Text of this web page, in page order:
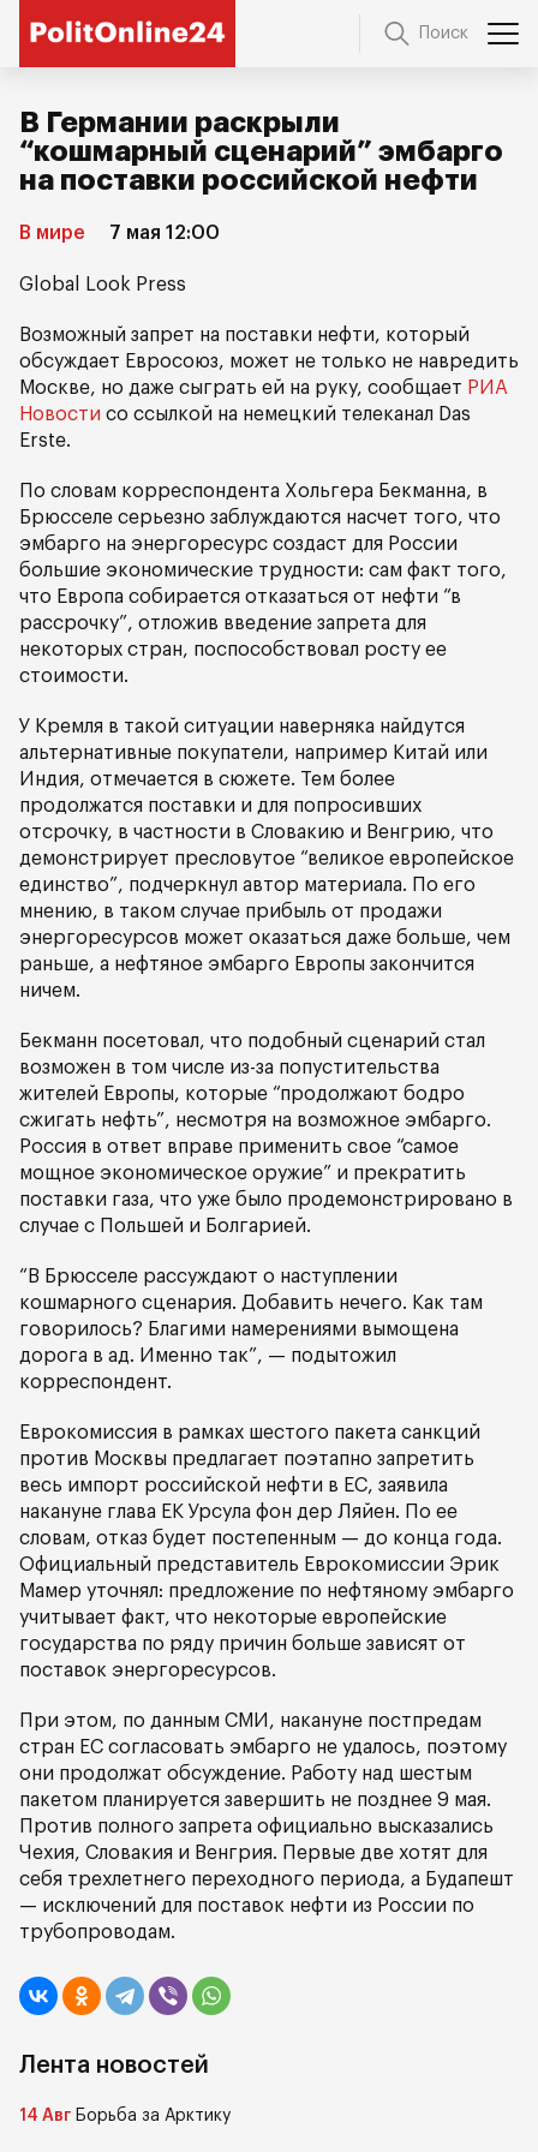
Поиск
В Германии раскрыли
“кошмарный сценарий” эмбарго
на поставки российской нефти
В мире 7 мая 12:00
Global Look Press
Возможный запрет на поставки нефти, который
обсуждает Евросоюз, может не только не навредить
Москве, но даже сыграть ей на руку, сообщает РИА
Новости со ссылкой на немецкий телеканал Das
Erste.
По словам корреспондента Хольгера Бекманна, в
Брюсселе серьезно заблуждаются насчет того, что
эмбарго на энергоресурс создаст для России
большие экономические трудности: сам факт того,
что Европа собирается отказаться от нефти “в
рассрочку”, отложив введение запрета для
некоторых стран, поспособствовал росту ее
стоимости.
У Кремля в такой ситуации наверняка найдутся
альтернативные покупатели, например Китай или
Индия, отмечается в сюжете. Тем более
продолжатся поставки и для попросивших
отсрочку, в частности в Словакию и Венгрию, что
демонстрирует пресловутое “великое европейское
единство”, подчеркнул автор материала. По его
мнению, в таком случае прибыль от продажи
энергоресурсов может оказаться даже больше, чем
раньше, а нефтяное эмбарго Европы закончится
ничем.
Бекманн посетовал, что подобный сценарий стал
возможен в том числе из-за попустительства
жителей Европы, которые “продолжают бодро
сжигать нефть”, несмотря на возможное эмбарго.
Россия в ответ вправе применить свое “самое
мощное экономическое оружие” и прекратить
поставки газа, что уже было продемонстрировано в
случае с Польшей и Болгарией.
“В Брюсселе рассуждают о наступлении
кошмарного сценария. Добавить нечего. Как там
говорилось? Благими намерениями вымощена
дорога в ад. Именно так”, — подытожил
корреспондент.
Еврокомиссия в рамках шестого пакета санкций
против Москвы предлагает поэтапно запретить
весь импорт российской нефти в ЕС, заявила
накануне глава ЕК Урсула фон дер Ляйен. По ее
словам, отказ будет постепенным — до конца года.
Официальный представитель Еврокомиссии Эрик
Мамер уточнял: предложение по нефтяному эмбарго
учитывает факт, что некоторые европейские
государства по ряду причин больше зависят от
поставок энергоресурсов.
При этом, по данным СМИ, накануне постпредам
стран ЕС согласовать эмбарго не удалось, поэтому
они продолжат обсуждение. Работу над шестым
пакетом планируется завершить не позднее 9 мая.
Против полного запрета официально высказались
Чехия, Словакия и Венгрия. Первые две хотят для
себя трехлетнего переходного периода, а Будапешт
— исключений для поставок нефти из России по
трубопроводам.
Лента новостей
14 Авг Борьба за Арктику